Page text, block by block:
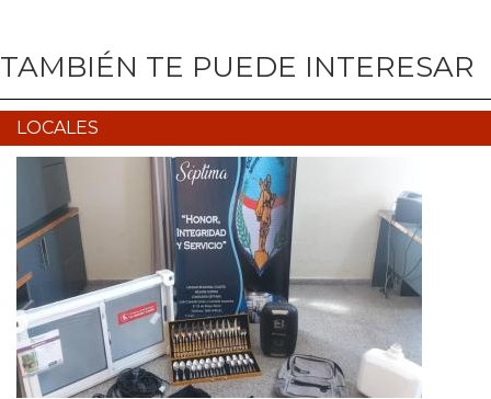
TAMBIÉN TE PUEDE INTERESAR
LOCALES